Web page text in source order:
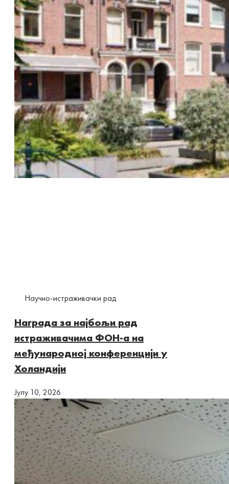
Научно-истраживачки рад
Награда за најбољи рад
истраживачима ФОН-а на
међународној конференцији у
Холандији
Јулy 10, 2026